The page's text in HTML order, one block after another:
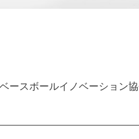
ースボールイノベーション